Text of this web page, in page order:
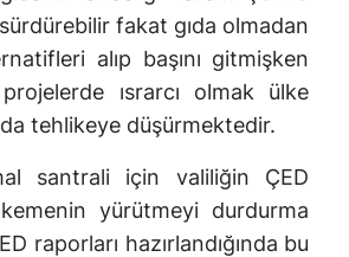
fakat gıda olmadan
alıp başını gitmişken
ısrarcı olmak ülke
da tehlikeye düşürmektedir.
santrali için valiliğin ÇED
yürütmeyi durdurma
raporları hazırlandığında bu